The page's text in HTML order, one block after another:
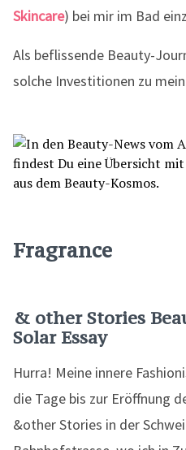
Skincare) bei mir im Bad
Als beflissende Beauty-
solche Investitionen zu
Fragrance
& other Stories
Solar Essay
Hurra! Meine innere
die Tage bis zur Eröffnung
&other Stories in der